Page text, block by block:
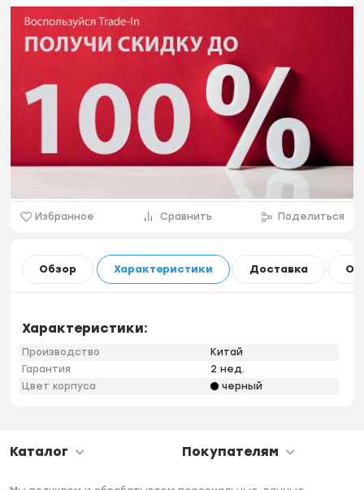
Избранное Сравнить Поделиться
Обзор Характеристики Доставка
Характеристики:
Производство
Китай
Гарантия
2 нед.
Цвет корпуса
черный
Каталог Покупателям